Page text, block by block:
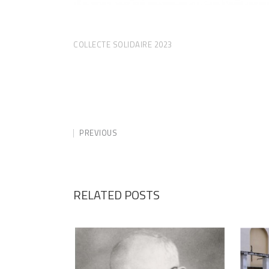
COLLECTE SOLIDAIRE 2023
PREVIOUS
RELATED POSTS